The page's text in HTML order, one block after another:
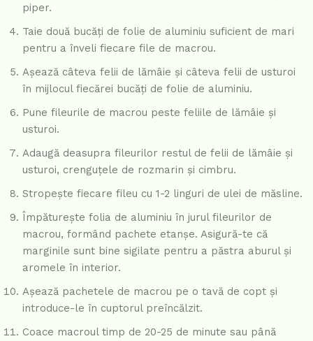
piper.
Taie două bucăți de folie de aluminiu suficient de mari
pentru a înveli fiecare file de macrou.
Așează câteva felii de lămâie și câteva felii de usturoi
în mijlocul fiecărei bucăți de folie de aluminiu.
Pune fileurile de macrou peste feliile de lămâie și
usturoi.
Adaugă deasupra fileurilor restul de felii de lămâie și
usturoi, crenguțele de rozmarin și cimbru.
Stropește fiecare fileu cu 1-2 linguri de ulei de măsline.
Împăturește folia de aluminiu în jurul fileurilor de
macrou, formând pachete etanșe. Asigură-te că
marginile sunt bine sigilate pentru a păstra aburul și
aromele în interior.
Așează pachetele de macrou pe o tavă de copt și
introduce-le în cuptorul preîncălzit.
Coace macroul timp de 20-25 de minute sau până